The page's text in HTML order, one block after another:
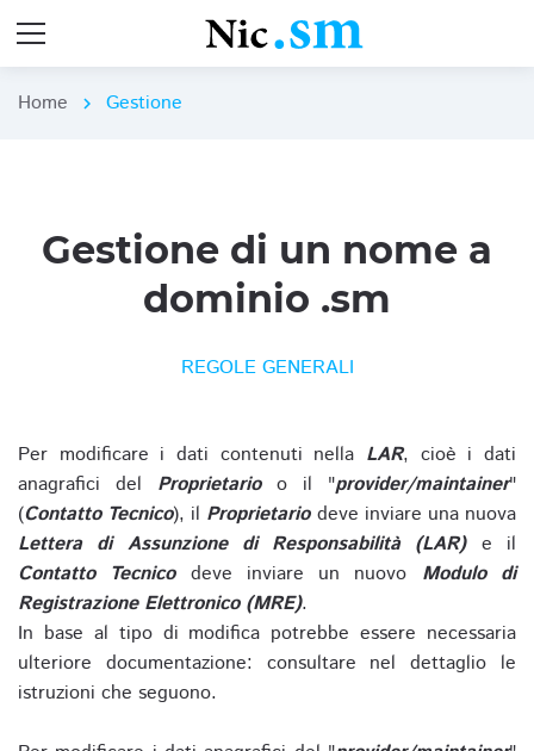
Home chevron_right Gestione
Gestione di un nome a
dominio .sm
REGOLE GENERALI
Per modificare i dati contenuti nella LAR, cioè i dati
anagrafici del Proprietarioo il "provider/maintainer"
(Contatto Tecnico), il Proprietariodeve inviare una nuova
Lettera di Assunzione di Responsabilità (LAR)e il
Contatto Tecnicodeve inviare un nuovo Modulo di
Registrazione Elettronico (MRE).
In base al tipo di modifica potrebbe essere necessaria
ulteriore documentazione: consultare nel dettaglio le
istruzioni che seguono.